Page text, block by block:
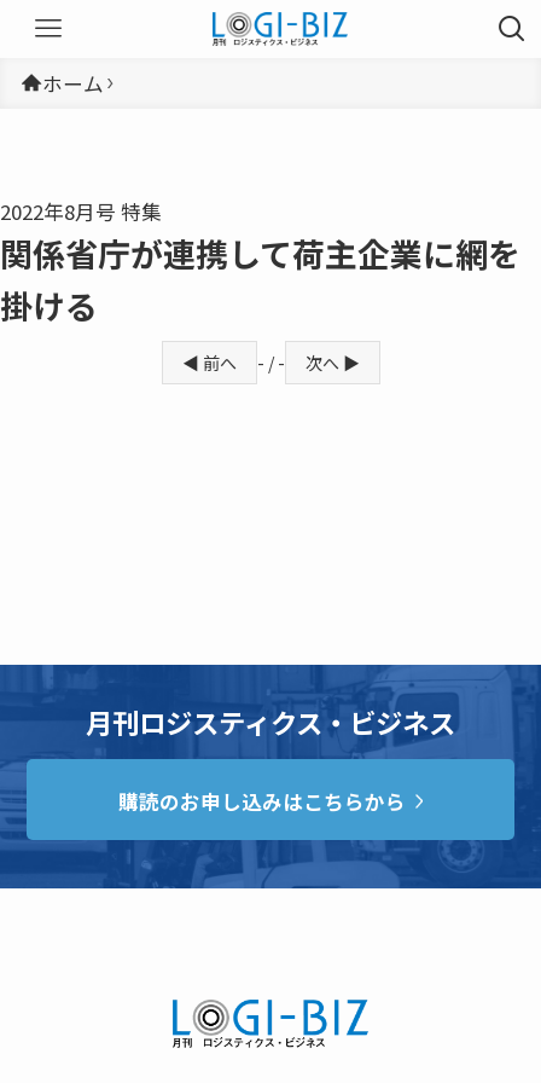
ホーム
2022年8月号 特集
関係省庁が連携して荷主企業に網を
掛ける
◀ 前へ - / - 次へ ▶
月刊ロジスティクス・ビジネス
購読のお申し込みはこちらから